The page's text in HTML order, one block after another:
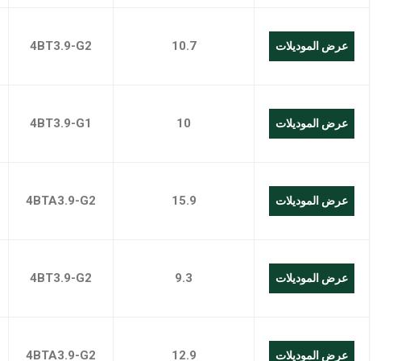
4BT3.9-G2 10.7 عرض الموديلات
4BT3.9-G1 10 عرض الموديلات
4BTA3.9-G2 15.9 عرض الموديلات
4BT3.9-G2 9.3 عرض الموديلات
4BTA3.9-G2 12.9 عرض الموديلات